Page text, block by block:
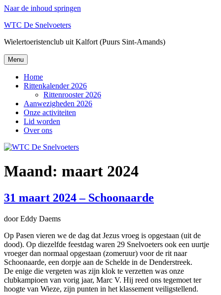
Naar de inhoud springen
WTC De Snelvoeters
Wielertoeristenclub uit Kalfort (Puurs Sint-Amands)
Menu
Home
Rittenkalender 2026
Rittenrooster 2026
Aanwezigheden 2026
Onze activiteiten
Lid worden
Over ons
Maand: maart 2024
31 maart 2024 – Schoonaarde
door Eddy Daems
Op Pasen vieren we de dag dat Jezus vroeg is opgestaan (uit de
dood). Op diezelfde feestdag waren 29 Snelvoeters ook een uurtje
vroeger dan normaal opgestaan (zomeruur) voor de rit naar
Schoonaarde, een dorpje aan de Schelde in de Denderstreek.
De enige die vergeten was zijn klok te verzetten was onze
clubkampioen van vorig jaar, Marc V. Hij reed ons tegemoet ter
hoogte van Wieze, zijn punten in het klassement veiligstellend.